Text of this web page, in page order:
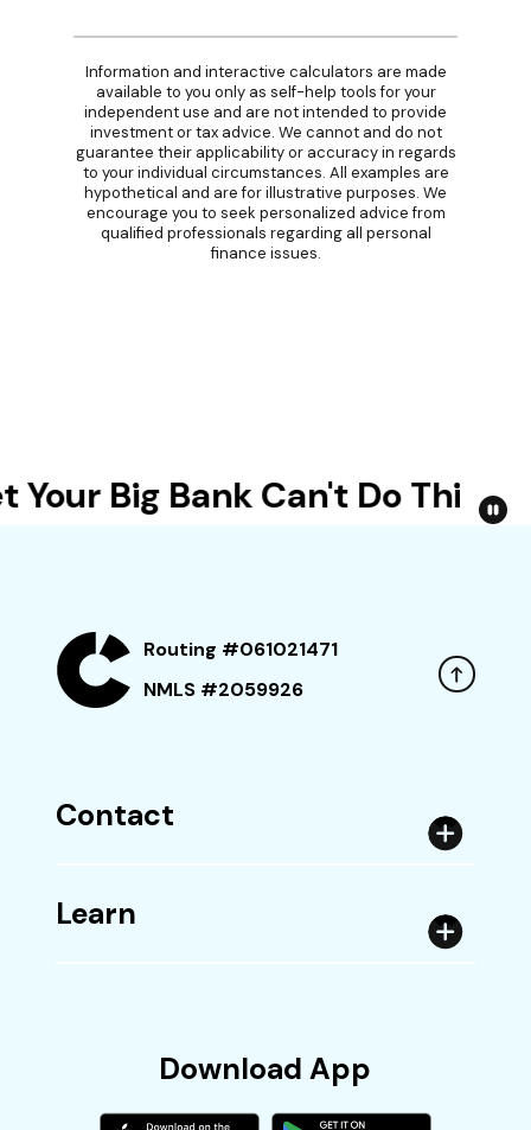
Information and interactive calculators are made
available to you only as self-help tools for your
independent use and are not intended to provide
investment or tax advice. We cannot and do not
guarantee their applicability or accuracy in regards
to your individual circumstances. All examples are
hypothetical and are for illustrative purposes. We
encourage you to seek personalized advice from
qualified professionals regarding all personal
finance issues.
Big Bank Can't Do This
Routing #061021471
NMLS #2059926
Contact
Learn
Download App